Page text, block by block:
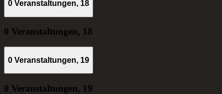
0 Veranstaltungen, 18
0 Veranstaltungen, 18
0 Veranstaltungen, 19
0 Veranstaltungen, 19